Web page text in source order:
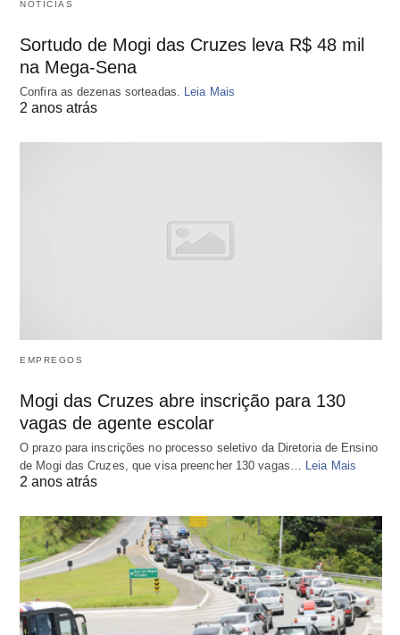
NOTÍCIAS
Sortudo de Mogi das Cruzes leva R$ 48 mil
na Mega-Sena
Confira as dezenas sorteadas. Leia Mais
2 anos atrás
EMPREGOS
Mogi das Cruzes abre inscrição para 130
vagas de agente escolar
O prazo para inscrições no processo seletivo da Diretoria de Ensino
de Mogi das Cruzes, que visa preencher 130 vagas… Leia Mais
2 anos atrás